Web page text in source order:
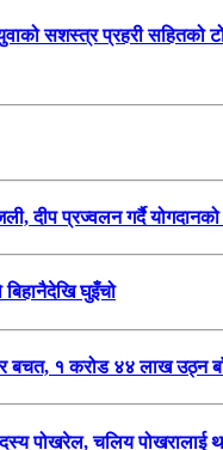
सशस्त्र प्रहरी सहितको
दीप प्रज्वलन गर्दै
घुइँचो
१ करोड ४४ लाख उठ्न
पोखरेल, चलिय